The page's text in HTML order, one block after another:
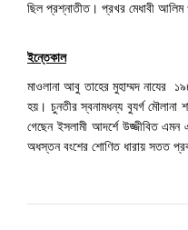
ছিল প্রশ্নাতীত। প্রখর মেধাবী আলিম
ইন্তেকাল
মাওলানা আবু তাহের মুহাম্মদ নাযের
হয়। চুনতীর স্বনামধন্য বুযর্গ মৌলানা
গেছেন ইসলামী আদর্শে উজ্জীবিত এমন
অধস্তন বংশের শোণিত ধারায় সতত